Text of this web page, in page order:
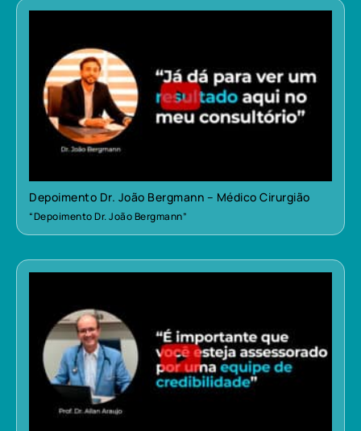
Depoimento Dr. João Bergmann – Médico Cirurgião
“Depoimento Dr. João Bergmann”